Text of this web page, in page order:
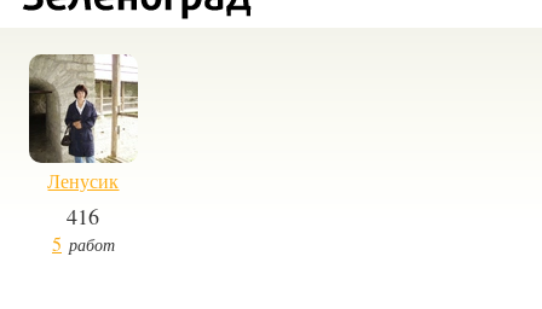
Ленусик
416
5 работ